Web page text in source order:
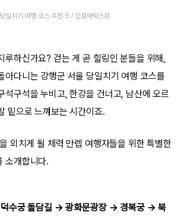
일치기 여행 코스 추천 5 / 인포매틱스뷰
루하신가요? 걷는 게 곧 힐링인 분들을 위해,
아다니는 강행군 서울 당일치기 여행 코스를
석구석을 누비고, 한강을 건너고, 남산에 오르
밑으로 느껴보는 시간이죠.
외치게 될 체력 만렙 여행자들을 위한 특별한
소개합니다.
수궁 돌담길 → 광화문광장 → 경복궁 → 북